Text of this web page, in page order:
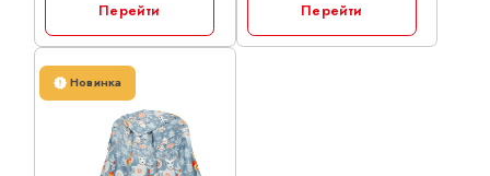
Перейти Перейти
Новинка